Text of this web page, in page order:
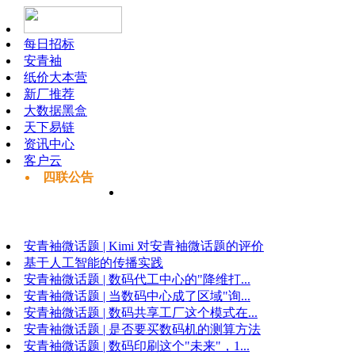
每日招标
安青袖
纸价大本营
新厂推荐
大数据黑盒
天下易链
资讯中心
客户云
四联公告
安青袖微话题 | Kimi 对安青袖微话题的评价
基于人工智能的传播实践
安青袖微话题 | 数码代工中心的"降维打...
安青袖微话题 | 当数码中心成了区域"询...
安青袖微话题 | 数码共享工厂这个模式在...
安青袖微话题 | 是否要买数码机的测算方法
安青袖微话题 | 数码印刷这个"未来"，1...